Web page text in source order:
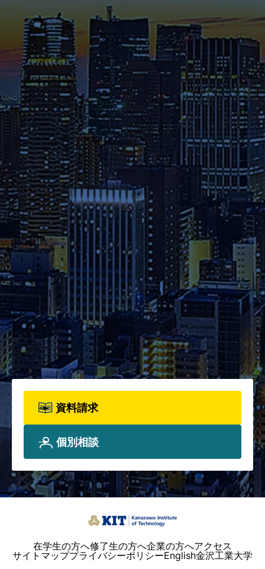
これまでに様々なメディアで紹
介された在学生や修了生の声、
さらには教員のメッセージ等を
ご覧ください。
募集要項
本学へのご出願を検討されてい
る方は、お早めに出願期間・試
験日程・提出書類・納入金など
の詳細をご確認ください。
資料請求
2026年度パンフレット配布開
始！カリキュラム全体、各科目
詳細、院生プロフィールについ
て、詳しく知りたい方は資料請
求フォームからお申込みくださ
い。
資料請求
個別相談
在学生の方へ修了生の方へ企業の方へアクセス
サイトマッププライバシーポリシーEnglish金沢工業大学